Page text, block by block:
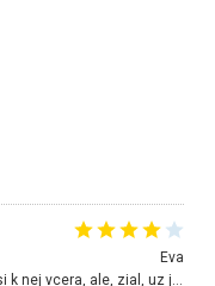
Eva